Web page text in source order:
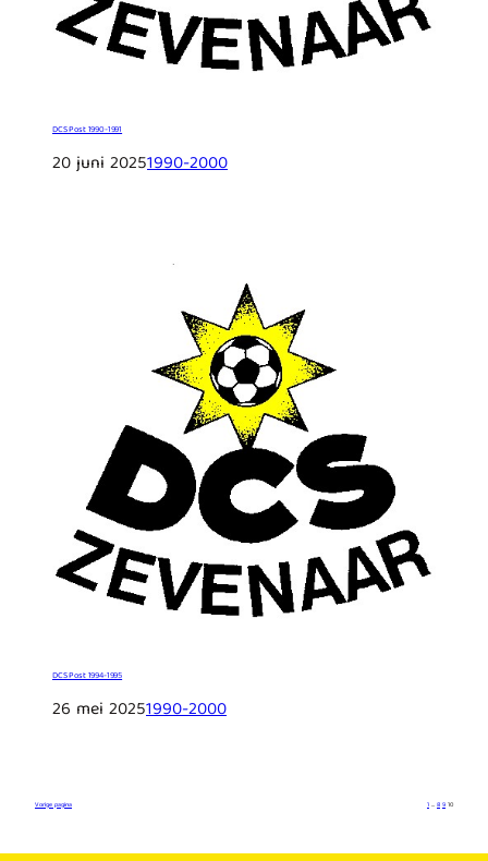
DCS Post 1990-1991
20 juni 20251990-2000
DCS Post 1994-1995
26 mei 20251990-2000
Vorige pagina 1 … 8 9 10